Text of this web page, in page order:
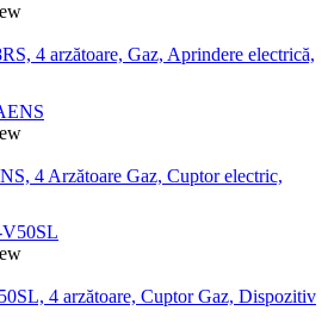
4 arzătoare, Gaz, Aprindere electrică,
4 Arzătoare Gaz, Cuptor electric,
4 arzătoare, Cuptor Gaz, Dispozitiv